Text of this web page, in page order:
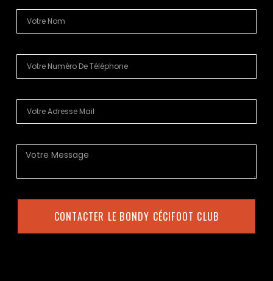
CONTACTER LE BONDY CÉCIFOOT CLUB